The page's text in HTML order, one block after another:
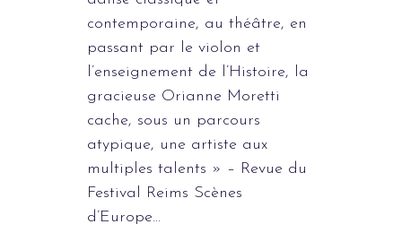
contemporaine, au théâtre, en
passant par le violon et
l’enseignement de l’Histoire, la
gracieuse Orianne Moretti
cache, sous un parcours
atypique, une artiste aux
multiples talents » – Revue du
Festival Reims Scènes
d’Europe...